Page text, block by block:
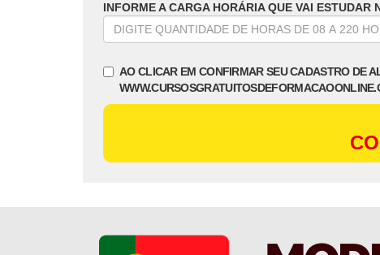
INFORME A CARGA HORÁRIA QUE VAI ESTUDAR
AO CLICAR EM CONFIRMAR SEU CADASTRO DE